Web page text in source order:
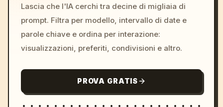
Lascia che l'IA cerchi tra decine di migliaia di
prompt. Filtra per modello, intervallo di date e
parole chiave e ordina per interazione:
visualizzazioni, preferiti, condivisioni e altro.
PROVA GRATIS